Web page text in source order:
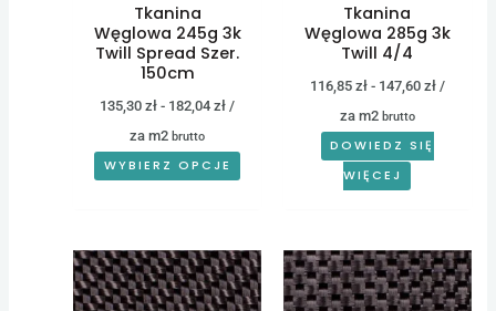
Tkanina
Węglowa 245g 3k
Twill Spread Szer.
150cm
135,30zł - 182,04zł /
za m2brutto
WYBIERZ OPCJE
Tkanina
Węglowa 285g 3k
Twill 4/4
116,85 zł- 147,60 zł/
za m2 brutto
DOWIEDZ SIĘ
WIĘCEJ